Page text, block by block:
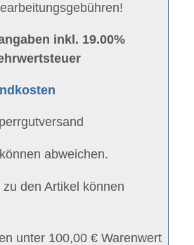
inkl. 19.00%
abweichen.
den Artikel können
unter 100,00 € Warenwert